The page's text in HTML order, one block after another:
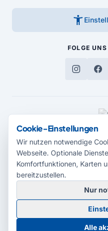
accessibility_new
FOLGE UNS
MEDIENPARTNER
© 2026 Radio Potsdam.
Barrierefreiheitserklärung
Cookie-Einstellungen
Wir nutzen notwendige
Webseite. Optionale
Komfortfunktionen, Karten
bereitzustellen.
Nur
Alle